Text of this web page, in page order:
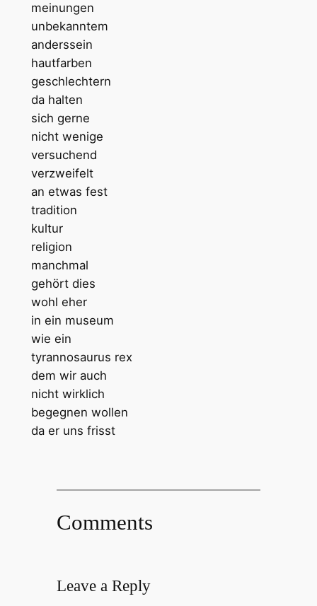
meinungen
unbekanntem
anderssein
hautfarben
geschlechtern
da halten
sich gerne
nicht wenige
versuchend
verzweifelt
an etwas fest
tradition
kultur
religion
manchmal
gehört dies
wohl eher
in ein museum
wie ein
tyrannosaurus rex
dem wir auch
nicht wirklich
begegnen wollen
da er uns frisst
Comments
Leave a Reply